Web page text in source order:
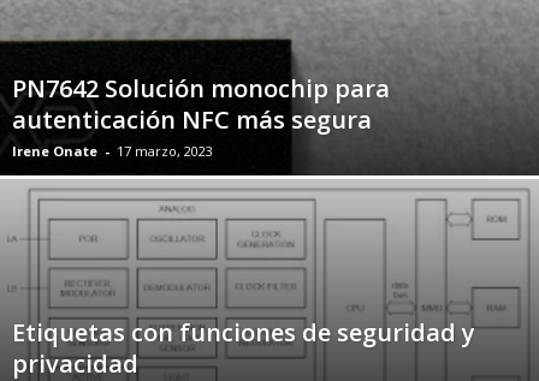
PN7642 Solución monochip para
autenticación NFC más segura
Irene Onate - 17 marzo, 2023
Etiquetas con funciones de seguridad y
privacidad